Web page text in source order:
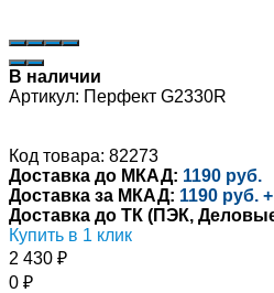
В наличии
Артикул: Перфект G2330R
Код товара: 82273
Доставка до МКАД: 1190 руб.
Доставка за МКАД: 1190 руб.
Доставка до ТК (ПЭК,
Купить в 1 клик
2 430 ₽
0 ₽